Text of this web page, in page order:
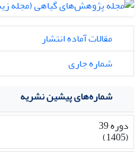
مقالات آماده انتشار
شماره جاری
شماره‌های پیشین نشریه
دوره 39
(1405)